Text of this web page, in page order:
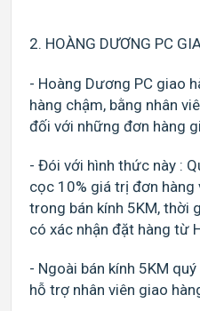
2. HOÀNG DƯƠNG PC
- Hoàng Dương PC giao
hàng chậm, bằng nhân
đối với những đơn hàng
- Đói với hình thức này :
cọc 10% giá trị đơn
trong bán kính 5KM, thời
có xác nhận đặt hàng từ
- Ngoài bán kính 5KM
hỗ trợ nhân viên giao